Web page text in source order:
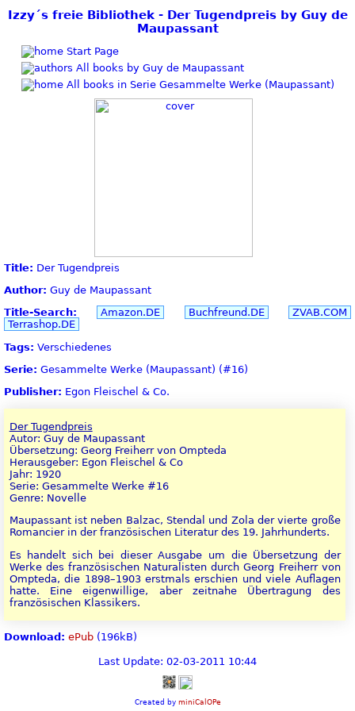
Izzy´s freie Bibliothek - Der Tugendpreis by Guy de
Maupassant
Start Page
All books by Guy de Maupassant
All books in Serie Gesammelte Werke (Maupassant)
Title: Der Tugendpreis
Author: Guy de Maupassant
Title-Search:
Amazon.DE Buchfreund.DE
ZVAB.COM
Terrashop.DE
Tags: Verschiedenes
Serie: Gesammelte Werke (Maupassant) (#16)
Publisher: Egon Fleischel & Co.
Der Tugendpreis
Autor: Guy de Maupassant
Übersetzung: Georg Freiherr von Ompteda
Herausgeber: Egon Fleischel & Co
Jahr: 1920
Serie: Gesammelte Werke #16
Genre: Novelle
Maupassant ist neben Balzac, Stendal und Zola der vierte große
Romancier in der französischen Literatur des 19. Jahrhunderts.
Es handelt sich bei dieser Ausgabe um die Übersetzung der
Werke des französischen Naturalisten durch Georg Freiherr von
Ompteda, die 1898–1903 erstmals erschien und viele Auflagen
hatte. Eine eigenwillige, aber zeitnahe Übertragung des
französischen Klassikers.
Download: ePub (196kB)
Last Update: 02-03-2011 10:44
Created by miniCalOPe